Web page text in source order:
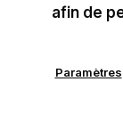
afin de
Paramètres